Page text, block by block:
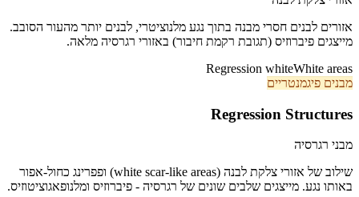
אזורים לבנים חסרי מבנה בתוך נגע מלנוציטרי, לבנים יותר מהעור הסובב.
מייצגים פיברוזיס (תגובת רקמת חיבור) באזורי רגרסיה מלאה.
White areas
Regression white
מבנים פיגמנטריים
Regression Structures
מבני רגרסיה
שילוב של אזורי צלקת לבנה (white scar-like areas) ופפרינג כחול-אפור
באותו נגע. מייצגים שלבים שונים של רגרסיה - פיברוזיס ומלנופאגוציטוזיס.